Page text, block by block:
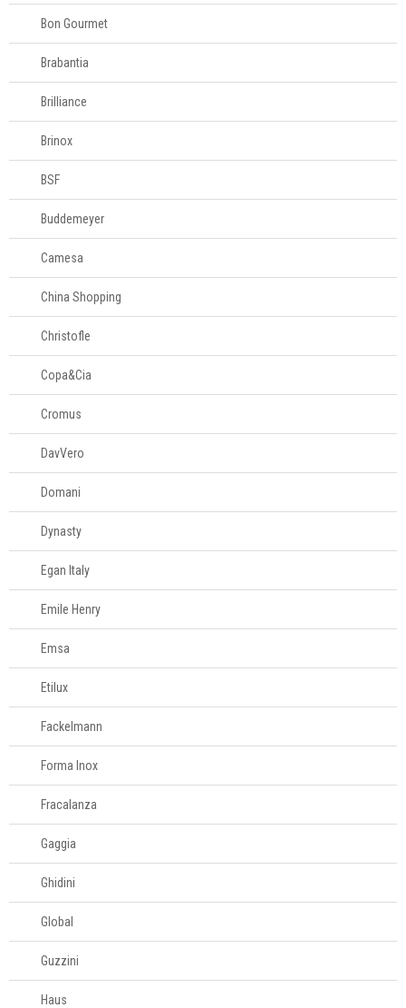
Bon Gourmet
Brabantia
Brilliance
Brinox
BSF
Buddemeyer
Camesa
China Shopping
Christofle
Copa&Cia
Cromus
DavVero
Domani
Dynasty
Egan Italy
Emile Henry
Emsa
Etilux
Fackelmann
Forma Inox
Fracalanza
Gaggia
Ghidini
Global
Guzzini
Haus